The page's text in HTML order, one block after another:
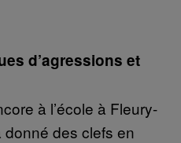
d’agressions et
à l’école à Fleury-
donné des clefs en